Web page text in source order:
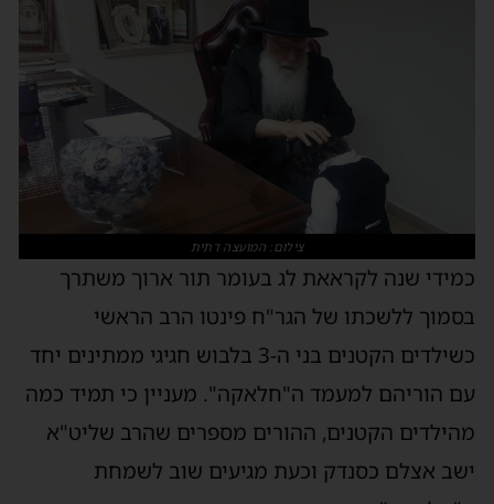
צילום: המועצה דתית
כמידי שנה לקראאת לג בעומר תור ארוך משתרך
בסמוך ללשכתו של הגר"ח פינטו הרב הראשי
כשילדים הקטנים בני ה-3 בלבוש חגיגי ממתינים יחד
עם הוריהם למעמד ה"חלאקה". מעניין כי תמיד כמה
מהילדים הקטנים, ההורים מספרים שהרב שליט"א
ישב אצלם כסנדק וכעת מגיעים שוב לשמחת